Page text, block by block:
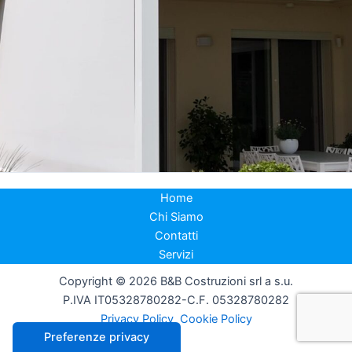
Home
Chi Siamo
Contatti
Servizi
Copyright © 2026 B&B Costruzioni srl a s.u.
P.IVA IT05328780282-C.F. 05328780282
Privacy Policy Cookie Policy